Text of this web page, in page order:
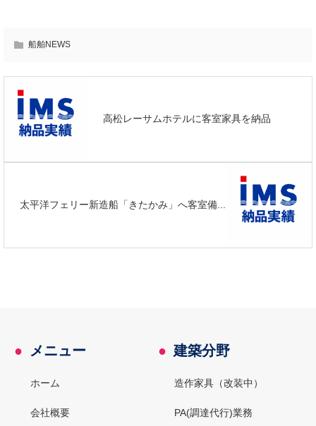
船舶NEWS
高松レーサムホテルに客室家具を納品
太平洋フェリー新造船「きたかみ」へ客室備...
● メニュー
ホーム
会社概要
● 建築分野
造作家具（改装中）
PA(調達代行)業務